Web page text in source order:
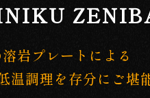
岩プレートによる
温調理を存分にご堪